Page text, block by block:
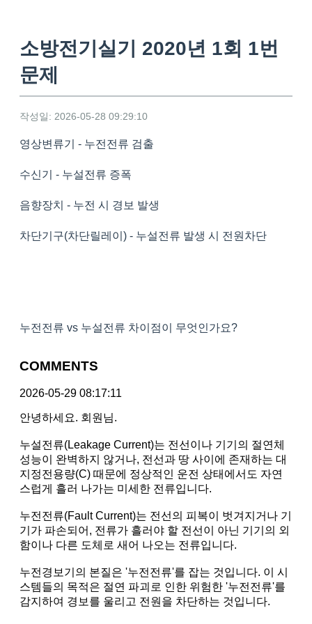
소방전기실기 2020년 1회 1번
문제
작성일: 2026-05-28 09:29:10
영상변류기 - 누전전류 검출
수신기 - 누설전류 증폭
음향장치 - 누전 시 경보 발생
차단기구(차단릴레이) - 누설전류 발생 시 전원차단
누전전류 vs 누설전류 차이점이 무엇인가요?
COMMENTS
2026-05-29 08:17:11
안녕하세요. 회원님.
누설전류(Leakage Current)는 전선이나 기기의 절연체
성능이 완벽하지 않거나, 전선과 땅 사이에 존재하는 대
지정전용량(C) 때문에 정상적인 운전 상태에서도 자연
스럽게 흘러 나가는 미세한 전류입니다.
누전전류(Fault Current)는 전선의 피복이 벗겨지거나 기
기가 파손되어, 전류가 흘러야 할 전선이 아닌 기기의 외
함이나 다른 도체로 새어 나오는 전류입니다.
누전경보기의 본질은 '누전전류'를 잡는 것입니다. 이 시
스템들의 목적은 절연 파괴로 인한 위험한 '누전전류'를
감지하여 경보를 울리고 전원을 차단하는 것입니다.